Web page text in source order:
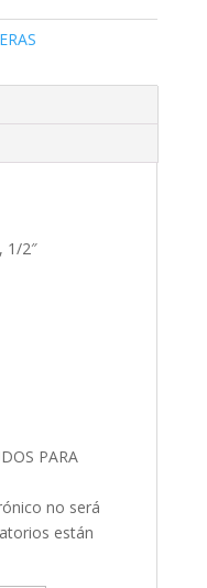
1/2″
PARA
no será
están